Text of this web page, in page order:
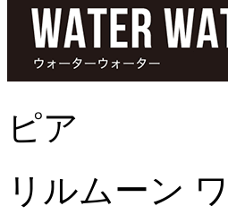
ピア
リルムーン